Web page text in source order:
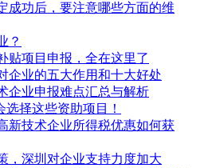
成功后，要注意哪些方面的维
？
贴项目申报，全在这里了
企业的五大作用和十大好处
企业申报难点汇总与解析
选择这些资助项目！
新技术企业所得税优惠如何获
，深圳对企业支持力度加大